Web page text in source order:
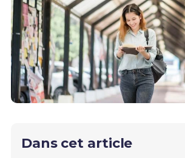
Dans cet article